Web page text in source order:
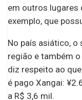
em outros lugares
exemplo, que
No país asiático,
região e também
diz respeito ao
é pago Xangai:
a R$ 3,6 mil.